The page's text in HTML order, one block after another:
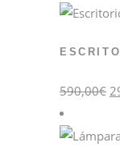
590,00€ El